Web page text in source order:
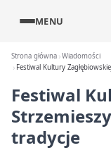
MENU
Strona główna Wiadomości
Festiwal Kultury
Festiwal
tradycje